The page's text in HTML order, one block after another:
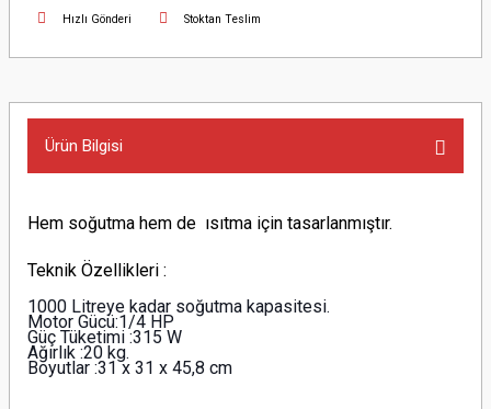
Hızlı Gönderi Stoktan Teslim
Ürün Bilgisi
Hem soğutma hem de ısıtma için tasarlanmıştır.
Teknik Özellikleri :
1000 Litreye kadar soğutma kapasitesi.
Motor Gücü:1/4 HP
Güç Tüketimi :315 W
Ağırlık :20 kg.
Boyutlar :31 x 31 x 45,8 cm